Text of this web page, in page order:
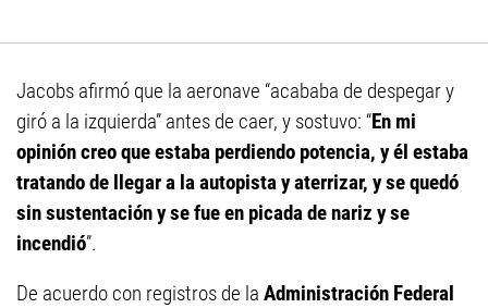
Jacobs afirmó que la aeronave “acababa de despegar y
giró a la izquierda” antes de caer, y sostuvo: “En mi
opinión creo que estaba perdiendo potencia, y él estaba
tratando de llegar a la autopista y aterrizar, y se quedó
sin sustentación y se fue en picada de nariz y se
incendió”.
De acuerdo con registros de la Administración Federal